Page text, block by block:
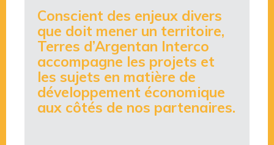
Conscient des enjeux divers
que doit mener un territoire,
Terres d’Argentan Interco
accompagne les projets et
les sujets en matière de
développement économique
aux côtés de nos partenaires.